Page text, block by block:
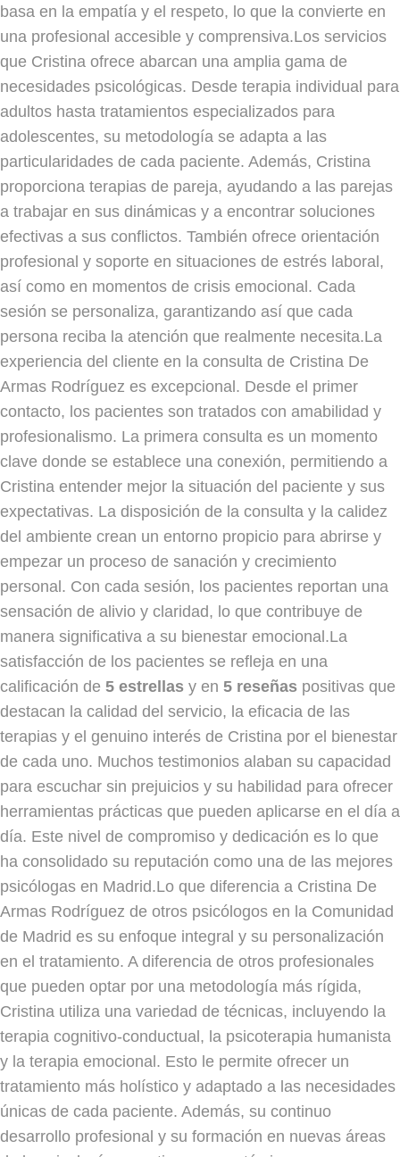
basa en la empatía y el respeto, lo que la convierte en
una profesional accesible y comprensiva.Los servicios
que Cristina ofrece abarcan una amplia gama de
necesidades psicológicas. Desde terapia individual para
adultos hasta tratamientos especializados para
adolescentes, su metodología se adapta a las
particularidades de cada paciente. Además, Cristina
proporciona terapias de pareja, ayudando a las parejas
a trabajar en sus dinámicas y a encontrar soluciones
efectivas a sus conflictos. También ofrece orientación
profesional y soporte en situaciones de estrés laboral,
así como en momentos de crisis emocional. Cada
sesión se personaliza, garantizando así que cada
persona reciba la atención que realmente necesita.La
experiencia del cliente en la consulta de Cristina De
Armas Rodríguez es excepcional. Desde el primer
contacto, los pacientes son tratados con amabilidad y
profesionalismo. La primera consulta es un momento
clave donde se establece una conexión, permitiendo a
Cristina entender mejor la situación del paciente y sus
expectativas. La disposición de la consulta y la calidez
del ambiente crean un entorno propicio para abrirse y
empezar un proceso de sanación y crecimiento
personal. Con cada sesión, los pacientes reportan una
sensación de alivio y claridad, lo que contribuye de
manera significativa a su bienestar emocional.La
satisfacción de los pacientes se refleja en una
calificación de 5 estrellas y en 5 reseñas positivas que
destacan la calidad del servicio, la eficacia de las
terapias y el genuino interés de Cristina por el bienestar
de cada uno. Muchos testimonios alaban su capacidad
para escuchar sin prejuicios y su habilidad para ofrecer
herramientas prácticas que pueden aplicarse en el día a
día. Este nivel de compromiso y dedicación es lo que
ha consolidado su reputación como una de las mejores
psicólogas en Madrid.Lo que diferencia a Cristina De
Armas Rodríguez de otros psicólogos en la Comunidad
de Madrid es su enfoque integral y su personalización
en el tratamiento. A diferencia de otros profesionales
que pueden optar por una metodología más rígida,
Cristina utiliza una variedad de técnicas, incluyendo la
terapia cognitivo-conductual, la psicoterapia humanista
y la terapia emocional. Esto le permite ofrecer un
tratamiento más holístico y adaptado a las necesidades
únicas de cada paciente. Además, su continuo
desarrollo profesional y su formación en nuevas áreas